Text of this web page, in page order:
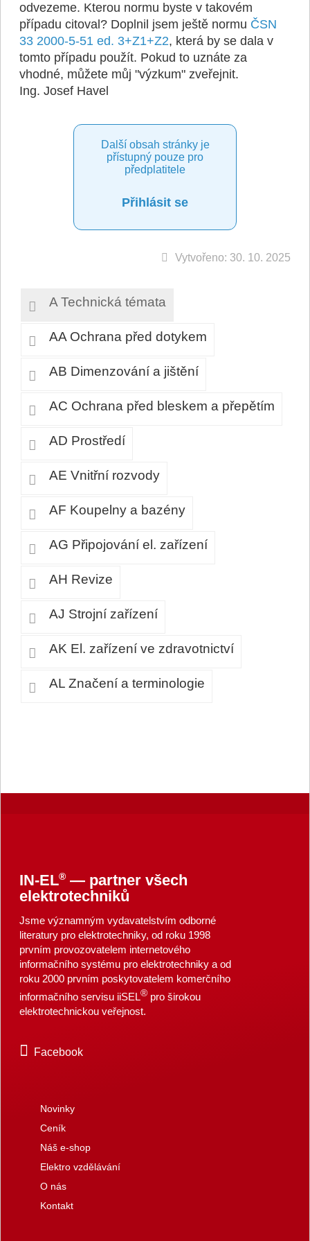
odvezeme. Kterou normu byste v takovém
případu citoval? Doplnil jsem ještě normu ČSN
33 2000-5-51 ed. 3+Z1+Z2, která by se dala v
tomto případu použít. Pokud to uznáte za
vhodné, můžete můj "výzkum" zveřejnit.
Ing. Josef Havel
Další obsah stránky je
přístupný pouze pro
předplatitele
Přihlásit se
Vytvořeno: 30. 10. 2025
A Technická témata
AA Ochrana před dotykem
AB Dimenzování a jištění
AC Ochrana před bleskem a přepětím
AD Prostředí
AE Vnitřní rozvody
AF Koupelny a bazény
AG Připojování el. zařízení
AH Revize
AJ Strojní zařízení
AK El. zařízení ve zdravotnictví
AL Značení a terminologie
IN-EL®— partner všech
elektrotechniků
Jsme významným vydavatelstvím odborné
literatury pro elektrotechniky, od roku 1998
prvním provozovatelem internetového
informačního systému pro elektrotechniky a od
roku 2000 prvním poskytovatelem komerčního
informačního servisu iiSEL®pro širokou
elektrotechnickou veřejnost.
Facebook
Novinky
Ceník
Náš e-shop
Elektro vzdělávání
O nás
Kontakt